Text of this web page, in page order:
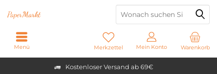
Kostenloser Versand ab 69€
PaperMarkt
Warenkorb
Merkzettel Mein Konto
Menü